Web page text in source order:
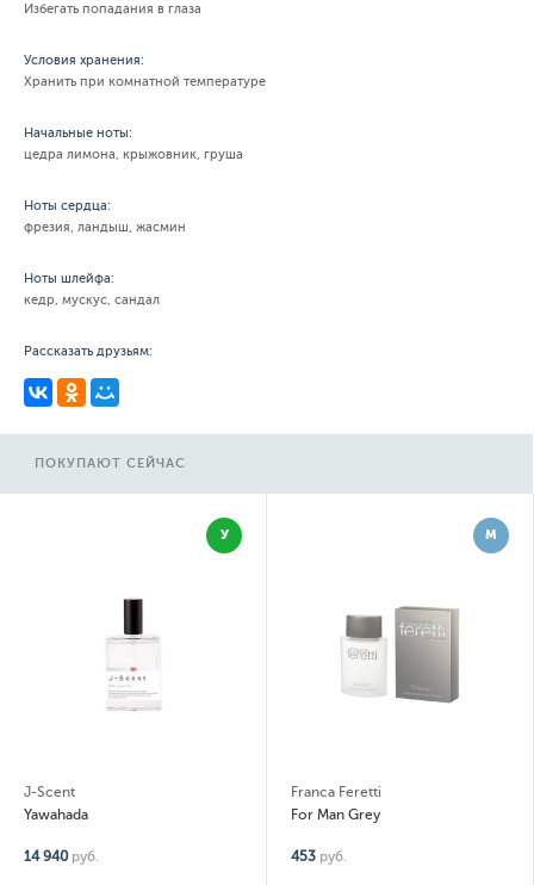
Избегать попадания в глаза
Условия хранения:
Хранить при комнатной температуре
Начальные ноты:
цедра лимона, крыжовник, груша
Ноты сердца:
фрезия, ландыш, жасмин
Ноты шлейфа:
кедр, мускус, сандал
Рассказать друзьям:
ПОКУПАЮТ СЕЙЧАС
У
J-Scent
Yawahada
14 940 руб.
М
Franca Feretti
For Man Grey
453 руб.